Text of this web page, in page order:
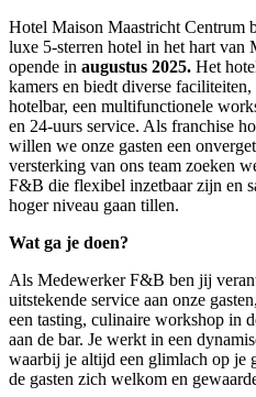
Hotel Maison Maastricht Centrum
luxe 5-sterren hotel in het hart van
opende in augustus 2025. Het
kamers en biedt diverse
hotelbar, een multifunctionele
en 24-uurs service. Als franchise
willen we onze gasten een
versterking van ons team zoeken
F&B die flexibel inzetbaar zijn en
hoger niveau gaan tillen.
Wat ga je doen?
Als Medewerker F&B ben jij
uitstekende service aan onze
een tasting, culinaire workshop in
aan de bar. Je werkt in een
waarbij je altijd een glimlach op je
de gasten zich welkom en